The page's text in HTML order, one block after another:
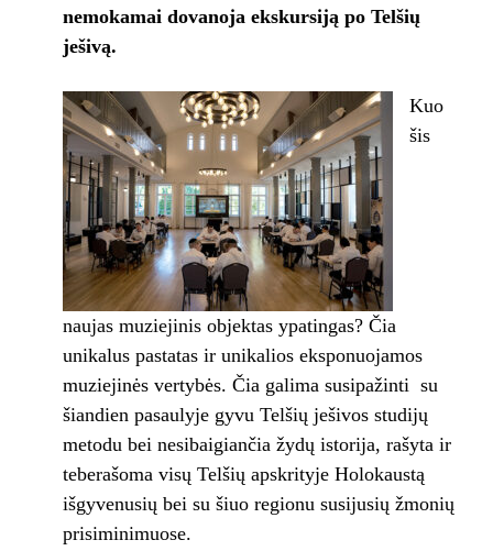
nemokamai dovanoja ekskursiją po Telšių
ješivą.
Kuo
šis
naujas muziejinis objektas ypatingas? Čia
unikalus pastatas ir unikalios eksponuojamos
muziejinės vertybės. Čia galima susipažinti su
šiandien pasaulyje gyvu Telšių ješivos studijų
metodu bei nesibaigiančia žydų istorija, rašyta ir
teberašoma visų Telšių apskrityje Holokaustą
išgyvenusių bei su šiuo regionu susijusių žmonių
prisiminimuose.